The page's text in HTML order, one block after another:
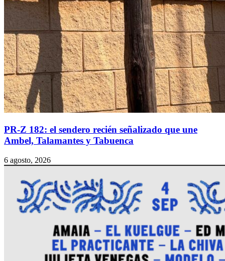
PR-Z 182: el sendero recién señalizado que une
Ambel, Talamantes y Tabuenca
6 agosto, 2026